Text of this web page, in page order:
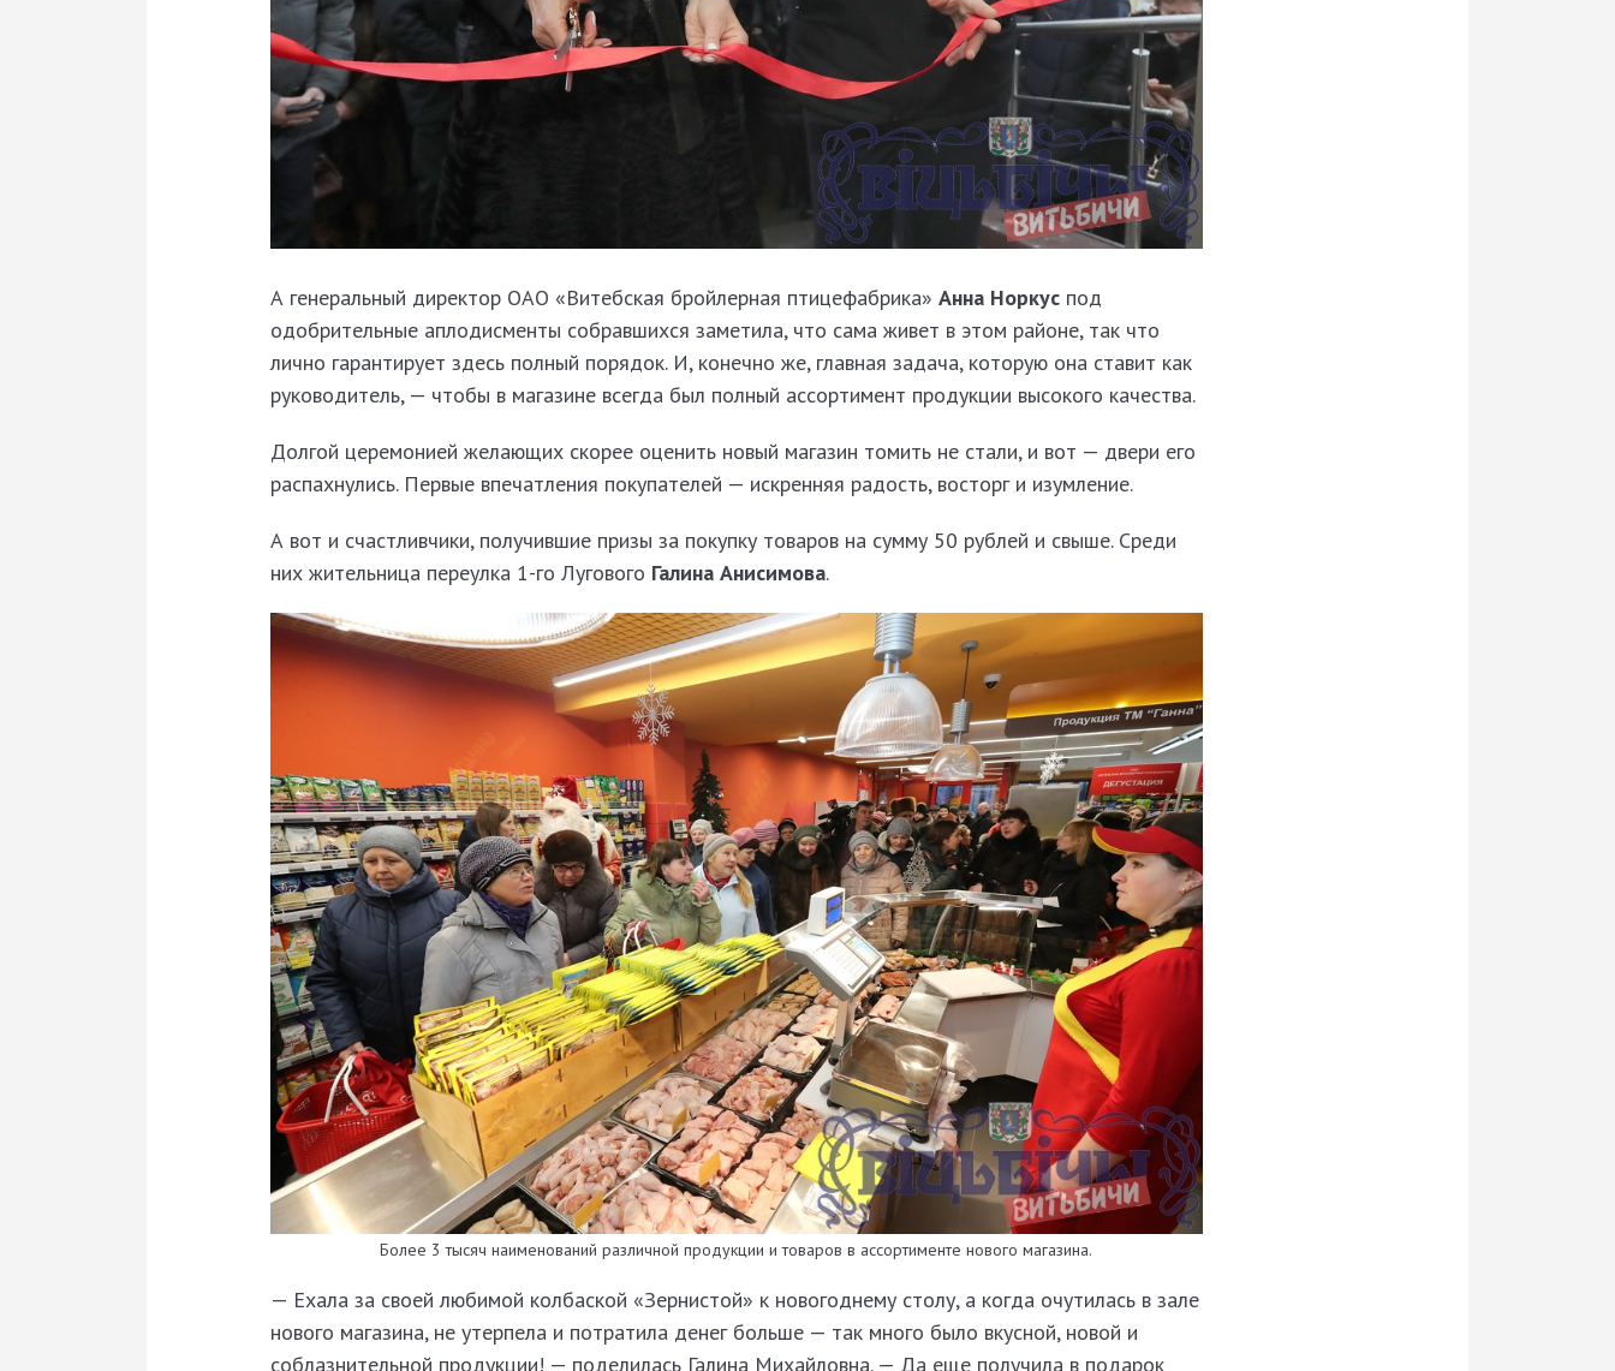
А генеральный директор ОАО «Витебская бройлерная птицефабрика» Анна Норкус под
одобрительные аплодисменты собравшихся заметила, что сама живет в этом районе, так что
лично гарантирует здесь полный порядок. И, конечно же, главная задача, которую она ставит как
руководитель, — чтобы в магазине всегда был полный ассортимент продукции высокого качества.
Долгой церемонией жела­ющих скорее оценить новый магазин томить не стали, и вот — двери его
распахнулись. Первые впечатления покупателей — искренняя радость, восторг и изумление.
А вот и счастливчики, получившие призы за покупку товаров на сумму 50 рублей и свыше. Среди
них жительница переулка 1-го Лугового Галина Анисимова.
Более 3 тысяч наименований различной продукции и товаров в ассортименте нового магазина.
— Ехала за своей любимой колбаской «Зернистой» к новогоднему столу, а когда очутилась в зале
нового магазина, не утерпела и потратила денег больше — так много было вкусной, новой и
соблазнительной продукции! — поделилась Галина Михайловна. — Да еще получила в подарок